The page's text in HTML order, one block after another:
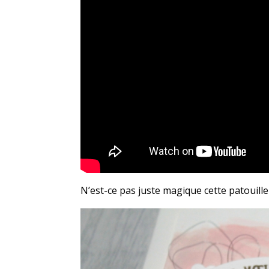
N’est-ce pas juste magique cette